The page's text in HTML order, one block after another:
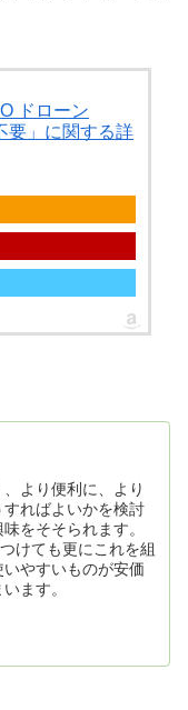
ドローン
要」に関する詳
より便利に、より
ればよいかを検討
をそそられます。
けても更にこれを組
やすいものが安価
ます。